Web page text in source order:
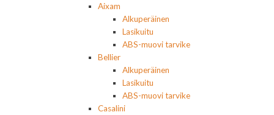
Aixam
Alkuperäinen
Lasikuitu
ABS-muovi tarvike
Bellier
Alkuperäinen
Lasikuitu
ABS-muovi tarvike
Casalini